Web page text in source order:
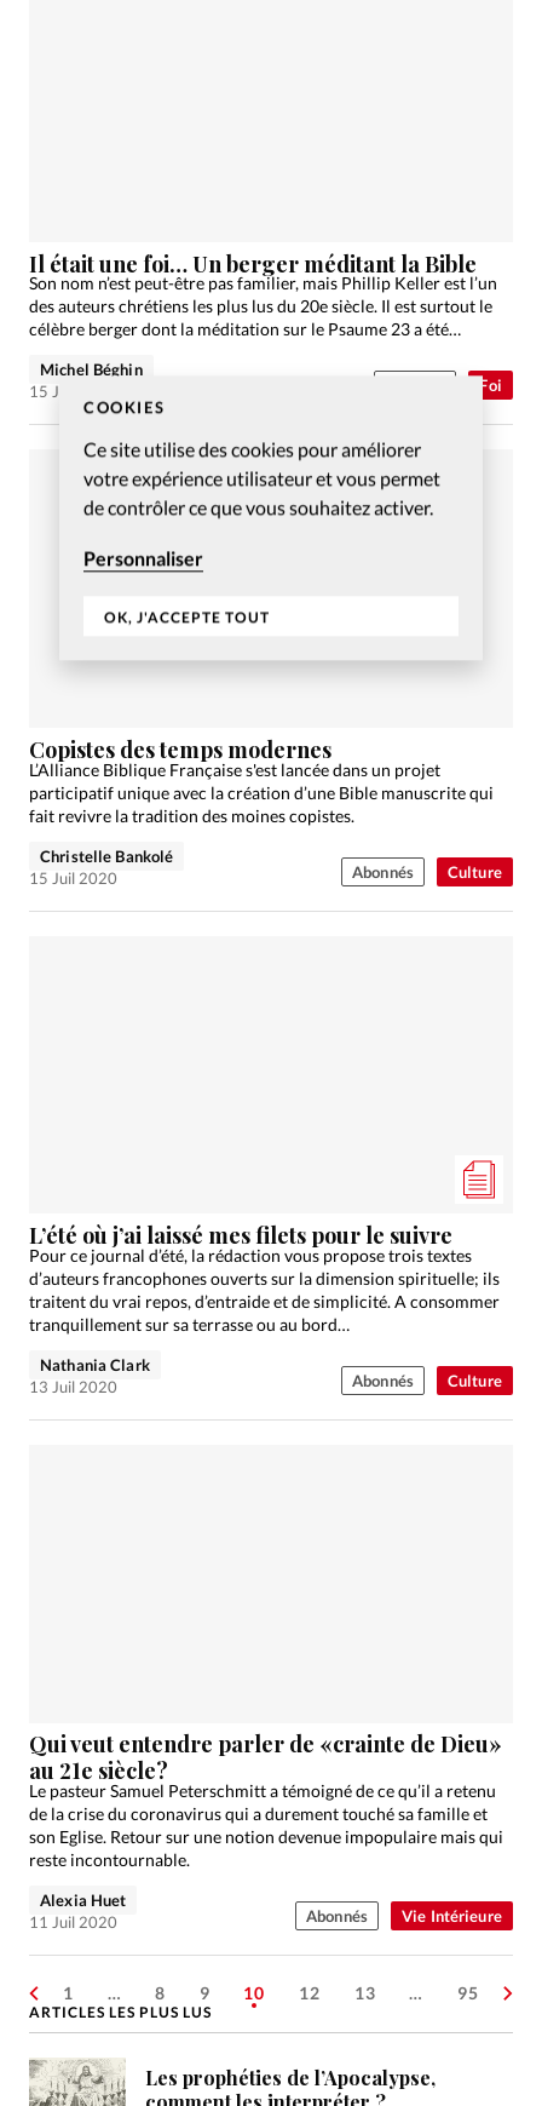
COOKIES
Ce site utilise des cookies pour améliorer
votre expérience utilisateur et vous permet
de contrôler ce que vous souhaitez activer.
Personnaliser
OK, J'ACCEPTE TOUT
Foi
Il était une foi… Un berger méditant la Bible
Son nom n’est peut-être pas familier, mais Phillip Keller est l’un
des auteurs chrétiens les plus lus du 20e siècle. Il est surtout le
célèbre berger dont la méditation sur le Psaume 23 a été…
Michel Béghin
15 Juil 2020
Culture
Copistes des temps modernes
L’Alliance Biblique Française s'est lancée dans un projet
participatif unique avec la création d’une Bible manuscrite qui
fait revivre la tradition des moines copistes.
Christelle Bankolé
15 Juil 2020
Abonnés
Culture
L’été où j’ai laissé mes filets pour le suivre
Pour ce journal d’été, la rédaction vous propose trois textes
d’auteurs francophones ouverts sur la dimension spirituelle; ils
traitent du vrai repos, d’entraide et de simplicité. A consommer
tranquillement sur sa terrasse ou au bord…
Nathania Clark
13 Juil 2020
Abonnés
Vie Intérieure
Qui veut entendre parler de «crainte de Dieu»
au 21e siècle?
Le pasteur Samuel Peterschmitt a témoigné de ce qu’il a retenu
de la crise du coronavirus qui a durement touché sa famille et
son Eglise. Retour sur une notion devenue impopulaire mais qui
reste incontournable.
Alexia Huet
11 Juil 2020
Abonnés
1 … 8 9 10 12 13 … 95
ARTICLES LES PLUS LUS
Les prophéties de l’Apocalypse,